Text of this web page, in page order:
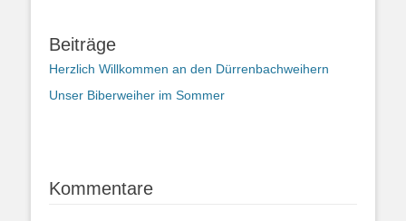
Beiträge
Herzlich Willkommen an den Dürrenbachweihern
Unser Biberweiher im Sommer
Kommentare